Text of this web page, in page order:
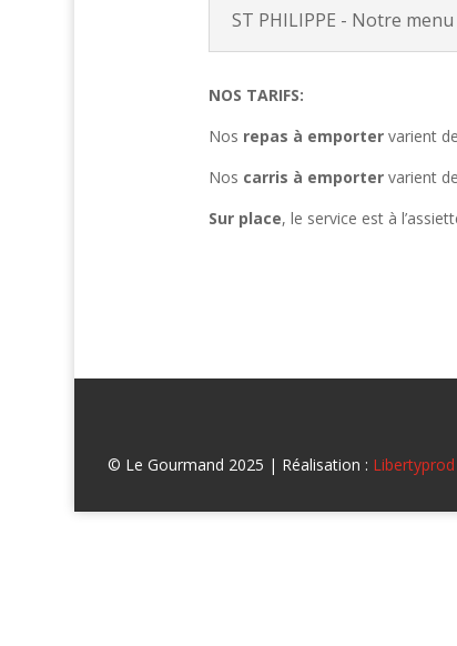
ST PHILIPPE - Notre
NOS TARIFS:
Nos repas à emporter varient
Nos carris à emportervarient
Sur place, le service est à
© Le Gourmand 2025 | Réalisation :